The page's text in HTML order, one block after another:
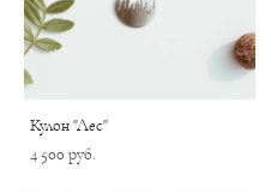
Кулон "Лес"
4 500 pуб.